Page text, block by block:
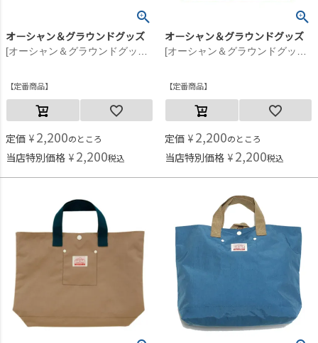
オーシャン＆グラウンドグッズ
定番商品
定価 ¥ 2,200のところ
当店特別価格 ¥ 2,200税込
オーシャン＆グラウンドグッズ
定番商品
定価 ¥ 2,200のところ
当店特別価格 ¥ 2,200税込